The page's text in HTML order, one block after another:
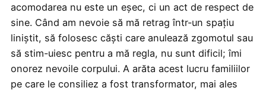
acomodarea nu este un eșec, ci un act de respect de
sine. Când am nevoie să mă retrag într-un spațiu
liniștit, să folosesc căști care anulează zgomotul sau
să stim-uiesc pentru a mă regla, nu sunt dificil; îmi
onorez nevoile corpului. A arăta acest lucru familiilor
pe care le consiliez a fost transformator, mai ales